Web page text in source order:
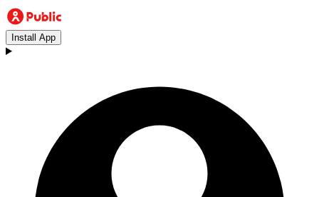
Install App